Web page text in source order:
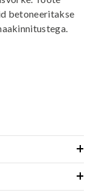
betoneeritakse
+
+